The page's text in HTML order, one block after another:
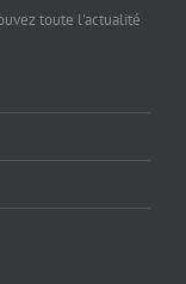
toute l'actualité